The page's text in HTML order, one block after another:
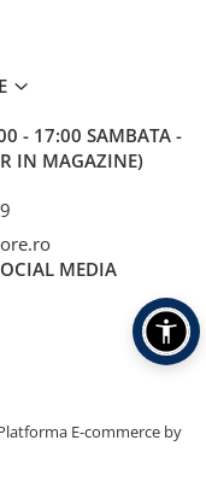
- 17:00 SAMBATA -
IN MAGAZINE)
MEDIA
E-commerce by